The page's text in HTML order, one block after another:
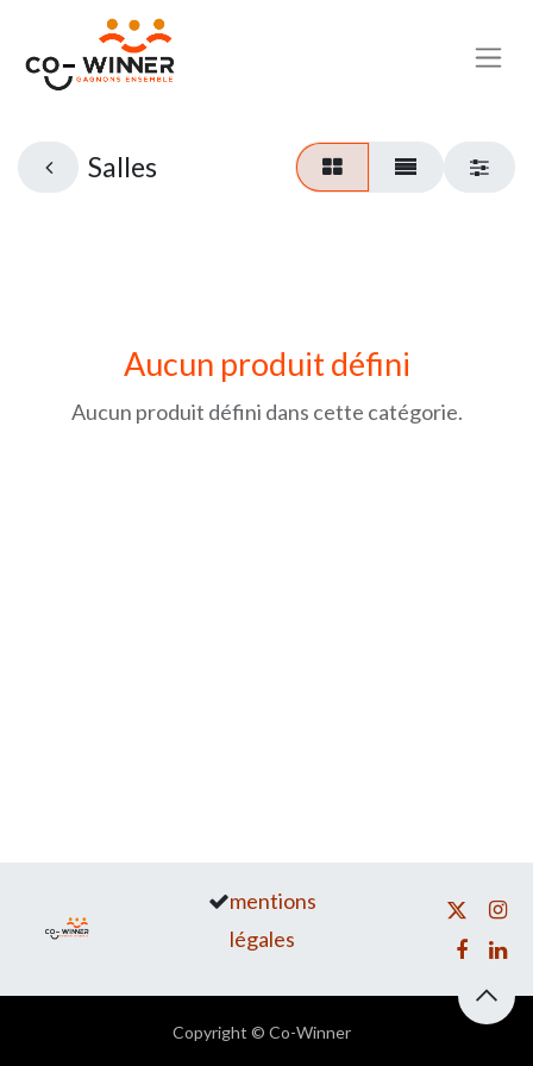
Salles
Aucun produit défini
Aucun produit défini dans cette catégorie.
mentions
légales
Copyright © Co-Winner